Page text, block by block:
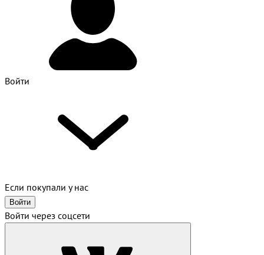
Войти
Если покупали у нас
Войти
Войти через соцсети